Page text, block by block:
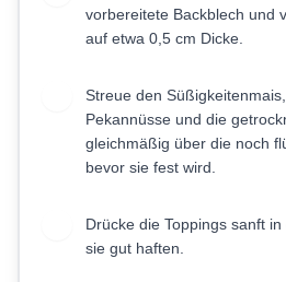
vorbereitete Backblech und
auf etwa 0,5 cm Dicke.
Streue den
Pekannüsse und die
gleichmäßig über die noch
bevor sie fest wird.
Drücke die Toppings sanft
sie gut haften.